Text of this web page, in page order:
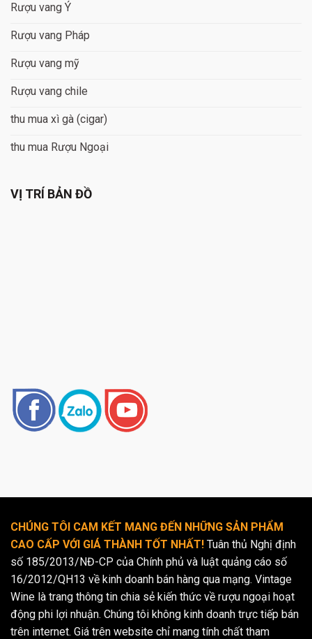
Rượu vang Ý
Rượu vang Pháp
Rượu vang mỹ
Rượu vang chile
thu mua xì gà (cigar)
thu mua Rượu Ngoại
VỊ TRÍ BẢN ĐỒ
CHÚNG TÔI CAM KẾT MANG ĐẾN NHỮNG SẢN PHẨM
CAO CẤP VỚI GIÁ THÀNH TỐT NHẤT! Tuân thủ Nghị định
số 185/2013/NĐ-CP của Chính phủ và luật quảng cáo số
16/2012/QH13 về kinh doanh bán hàng qua mạng. Vintage
Wine là trang thông tin chia sẻ kiến thức về rượu ngoại hoạt
động phi lợi nhuận. Chúng tôi không kinh doanh trực tiếp bán
trên internet. Giá trên website chỉ mang tính chất tham